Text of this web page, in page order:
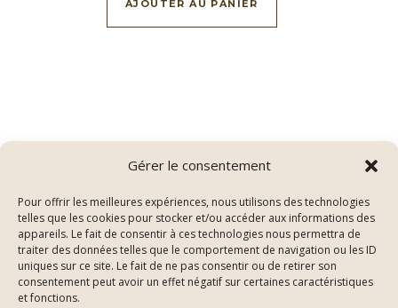
Gérer le consentement
Pour offrir les meilleures expériences, nous utilisons des technologies
telles que les cookies pour stocker et/ou accéder aux informations des
appareils. Le fait de consentir à ces technologies nous permettra de
traiter des données telles que le comportement de navigation ou les ID
uniques sur ce site. Le fait de ne pas consentir ou de retirer son
consentement peut avoir un effet négatif sur certaines caractéristiques
et fonctions.
AJOUTER AU PANIER
Thème Bard parWP Royal.